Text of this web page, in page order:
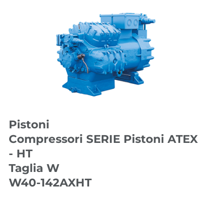
Pistoni
Compressori SERIE Pistoni ATEX
- HT
Taglia W
W40-142AXHT